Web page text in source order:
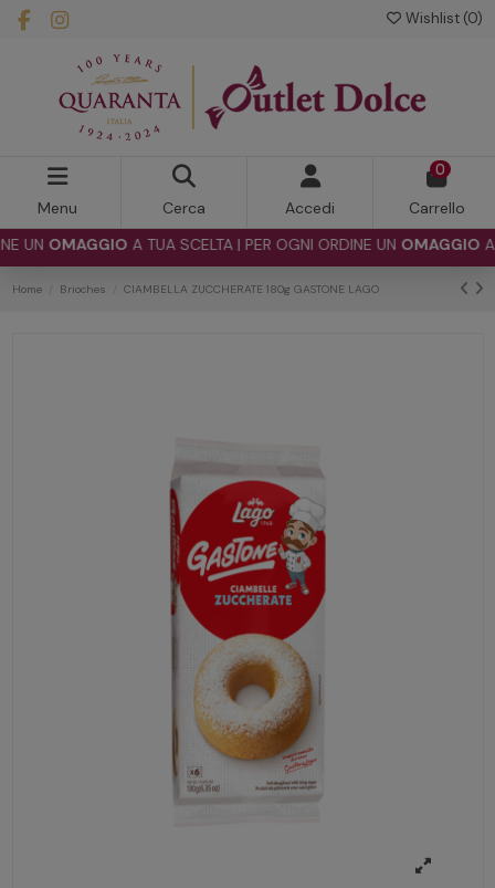
Wishlist (0)
Menu Cerca Accedi
0
Carrello
OMAGGIOA TUA SCELTA | PER OGNI ORDINE UNOMAGGIOA
Home Brioches CIAMBELLA ZUCCHERATE 180g GASTONE LAGO